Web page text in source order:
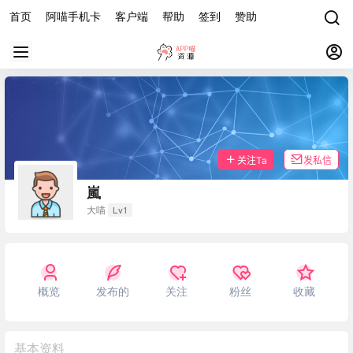
首页 阿喵手机卡 客户端 帮助 签到 赞助
嵐
大喵 Lv1
关注Ta 发私信
概览 发布的 关注 粉丝 收藏
基本资料